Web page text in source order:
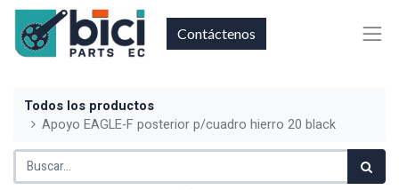
Contáctenos
Todos los productos
Apoyo EAGLE-F posterior p/cuadro hierro 20 black